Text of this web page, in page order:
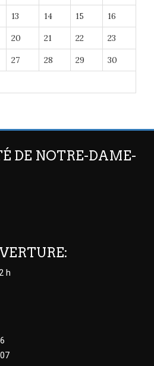
13 14 15 16
20 21 22 23
27 28 29 30
DE NOTRE-DAME-
h